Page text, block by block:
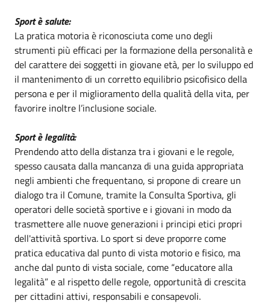
Sport è salute:
La pratica motoria è riconosciuta come uno degli
strumenti più efficaci per la formazione della personalità e
del carattere dei soggetti in giovane età, per lo sviluppo ed
il mantenimento di un corretto equilibrio psicofisico della
persona e per il miglioramento della qualità della vita, per
favorire inoltre l’inclusione sociale.
Sport è legalità:
Prendendo atto della distanza tra i giovani e le regole,
spesso causata dalla mancanza di una guida appropriata
negli ambienti che frequentano, si propone di creare un
dialogo tra il Comune, tramite la Consulta Sportiva, gli
operatori delle società sportive e i giovani in modo da
trasmettere alle nuove generazioni i principi etici propri
dell'attività sportiva. Lo sport si deve proporre come
pratica educativa dal punto di vista motorio e fisico, ma
anche dal punto di vista sociale, come “educatore alla
legalità” e al rispetto delle regole, opportunità di crescita
per cittadini attivi, responsabili e consapevoli.